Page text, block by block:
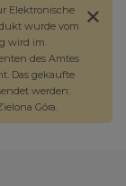
Elektronische
wurde vom
wird im
des Amtes
Das gekaufte
werden:
Góra.